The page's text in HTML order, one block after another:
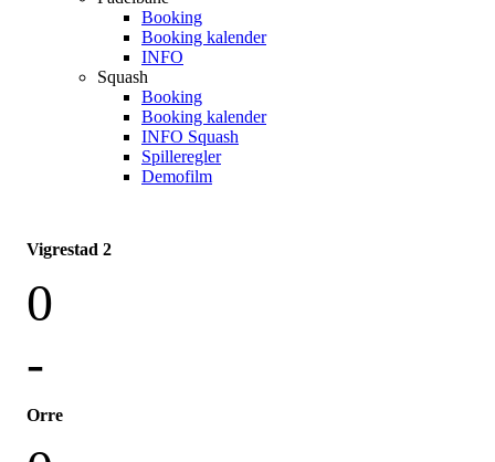
Booking
Booking kalender
INFO
Squash
Booking
Booking kalender
INFO Squash
Spilleregler
Demofilm
Vigrestad 2
0
-
Orre